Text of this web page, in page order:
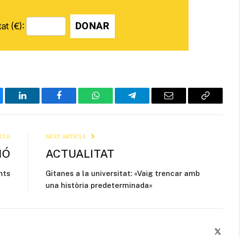
(€): DONAR
LinkedIn Facebook WhatsAppTelegram Email
Copy
NEXT ARTICLE
ACTUALITAT
Gitanes a la universitat: «Vaig trencar amb
una història predeterminada»